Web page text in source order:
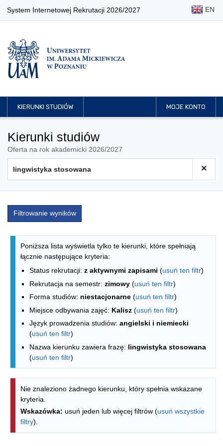
System Internetowej Rekrutacji 2026/2027 EN
KIERUNKI STUDIÓW MOJE KONTO
Kierunki studiów
Oferta na rok akademicki 2026/2027
Filtrowanie wyników
Lista kierunków - spis według
Poniższa lista wyświetla tylko te kierunki, które spełniają
łącznie następujące kryteria:
Status rekrutacji: z aktywnymi zapisami (usuń ten filtr)
Rekrutacja na semestr: zimowy (usuń ten filtr)
Forma studiów: niestacjonarne (usuń ten filtr)
Miejsce odbywania zajęć: Kalisz (usuń ten filtr)
Język prowadzenia studiów: angielski i niemiecki
(usuń ten filtr)
Nazwa kierunku zawiera frazę: lingwistyka stosowana
(usuń ten filtr)
Nie znaleziono żadnego kierunku, który spełnia wskazane
kryteria.
Wskazówka: usuń jeden lub więcej filtrów (usuń wszystkie
filtry).